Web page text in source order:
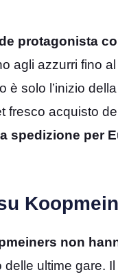
protagonista
agli azzurri fino
è solo l’inizio
fresco acquisto
spedizione per
non
delle ultime gare.